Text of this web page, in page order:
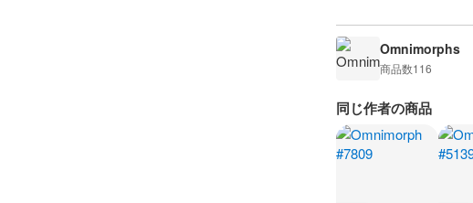
Omnimorphs
商品数116
同じ作者の商品